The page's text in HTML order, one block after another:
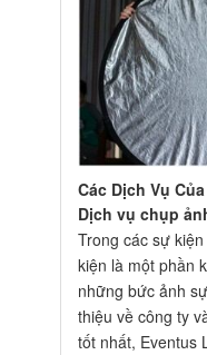
Các Dịch Vụ
Dịch vụ chụp
Trong các sự
kiện là một phần
những bức ảnh
thiệu về công ty
tốt nhất, Eventus